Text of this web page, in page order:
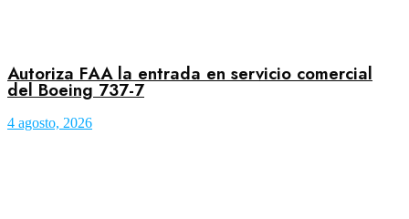
Autoriza FAA la entrada en servicio comercial
del Boeing 737-7
4 agosto, 2026